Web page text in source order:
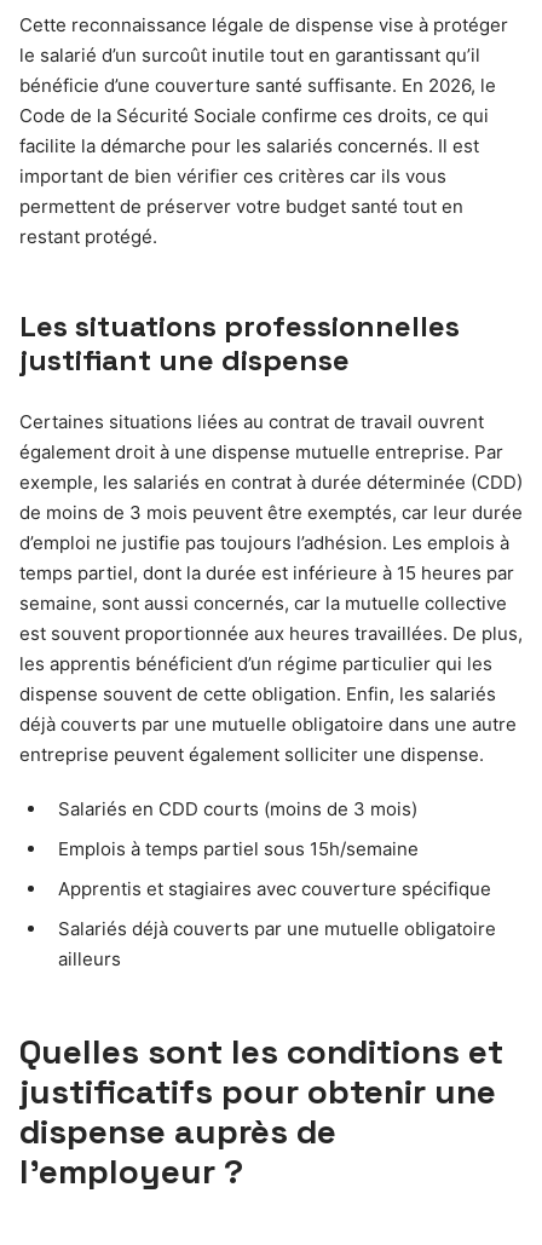
Cette reconnaissance légale de dispense vise à protéger
le salarié d’un surcoût inutile tout en garantissant qu’il
bénéficie d’une couverture santé suffisante. En 2026, le
Code de la Sécurité Sociale confirme ces droits, ce qui
facilite la démarche pour les salariés concernés. Il est
important de bien vérifier ces critères car ils vous
permettent de préserver votre budget santé tout en
restant protégé.
Les situations professionnelles
justifiant une dispense
Certaines situations liées au contrat de travail ouvrent
également droit à une dispense mutuelle entreprise. Par
exemple, les salariés en contrat à durée déterminée (CDD)
de moins de 3 mois peuvent être exemptés, car leur durée
d’emploi ne justifie pas toujours l’adhésion. Les emplois à
temps partiel, dont la durée est inférieure à 15 heures par
semaine, sont aussi concernés, car la mutuelle collective
est souvent proportionnée aux heures travaillées. De plus,
les apprentis bénéficient d’un régime particulier qui les
dispense souvent de cette obligation. Enfin, les salariés
déjà couverts par une mutuelle obligatoire dans une autre
entreprise peuvent également solliciter une dispense.
Salariés en CDD courts (moins de 3 mois)
Emplois à temps partiel sous 15h/semaine
Apprentis et stagiaires avec couverture spécifique
Salariés déjà couverts par une mutuelle obligatoire
ailleurs
Quelles sont les conditions et
justificatifs pour obtenir une
dispense auprès de
l’employeur ?